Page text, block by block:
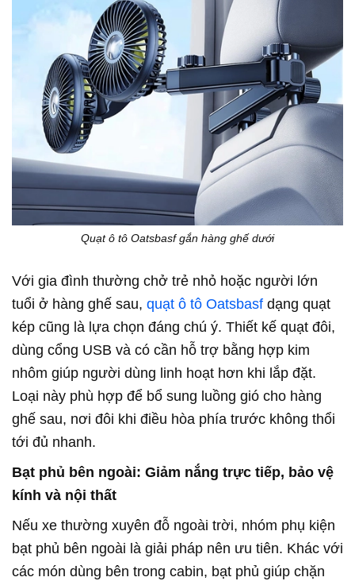
Quạt ô tô Oatsbasf gắn hàng ghế dưới
Với gia đình thường chở trẻ nhỏ hoặc người lớn
tuổi ở hàng ghế sau, quạt ô tô Oatsbasf dạng quạt
kép cũng là lựa chọn đáng chú ý. Thiết kế quạt đôi,
dùng cổng USB và có cần hỗ trợ bằng hợp kim
nhôm giúp người dùng linh hoạt hơn khi lắp đặt.
Loại này phù hợp để bổ sung luồng gió cho hàng
ghế sau, nơi đôi khi điều hòa phía trước không thổi
tới đủ nhanh.
Bạt phủ bên ngoài: Giảm nắng trực tiếp, bảo vệ
kính và nội thất
Nếu xe thường xuyên đỗ ngoài trời, nhóm phụ kiện
bạt phủ bên ngoài là giải pháp nên ưu tiên. Khác với
các món dùng bên trong cabin, bạt phủ giúp chặn